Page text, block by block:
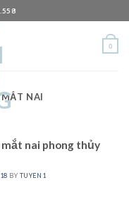
0
NAI
nai phong thủy
BY TUYEN1